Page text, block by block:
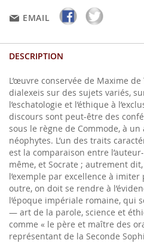
EMAIL
DESCRIPTION
L’œuvre conservée de Maxime
dialexeis sur des sujets variés,
l’eschatologie et l’éthique à
discours sont peut-être des
sous le règne de Commode, à
néophytes. L’un des traits
est la comparaison entre
même, et Socrate ; autrement
l’exemple par excellence à
outre, on doit se rendre à
l’époque impériale romaine, qui
— art de la parole, science et
comme « le père et maître des
représentant de la Seconde